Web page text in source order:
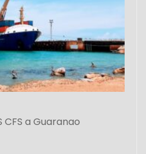
CFS a Guaranao